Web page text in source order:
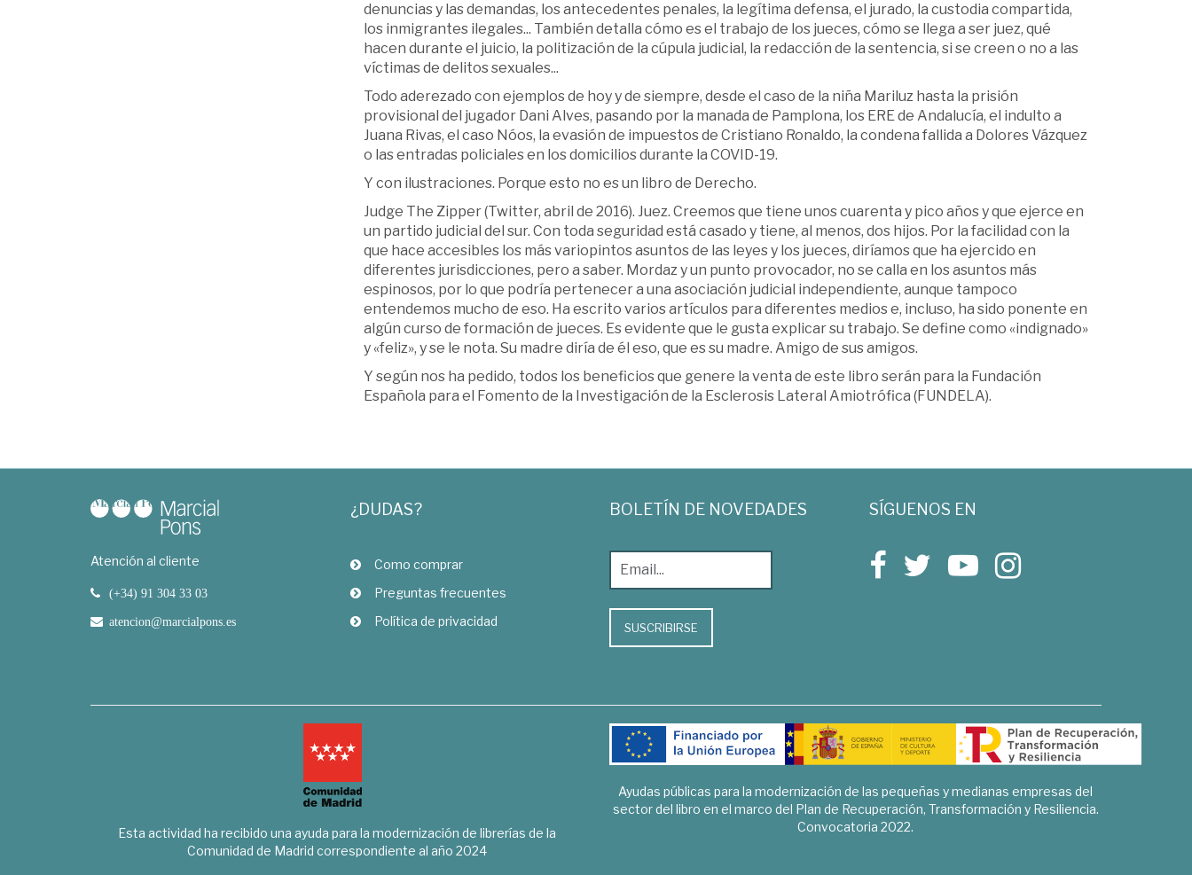
denuncias y las demandas, los antecedentes penales, la legítima defensa, el jurado, la custodia compartida,
los inmigrantes ilegales... También detalla cómo es el trabajo de los jueces, cómo se llega a ser juez, qué
hacen durante el juicio, la politización de la cúpula judicial, la redacción de la sentencia, si se creen o no a las
víctimas de delitos sexuales...
Todo aderezado con ejemplos de hoy y de siempre, desde el caso de la niña Mariluz hasta la prisión
provisional del jugador Dani Alves, pasando por la manada de Pamplona, los ERE de Andalucía, el indulto a
Juana Rivas, el caso Nóos, la evasión de impuestos de Cristiano Ronaldo, la condena fallida a Dolores Vázquez
o las entradas policiales en los domicilios durante la COVID-19.
Y con ilustraciones. Porque esto no es un libro de Derecho.
Judge The Zipper (Twitter, abril de 2016). Juez. Creemos que tiene unos cuarenta y pico años y que ejerce en
un partido judicial del sur. Con toda seguridad está casado y tiene, al menos, dos hijos. Por la facilidad con la
que hace accesibles los más variopintos asuntos de las leyes y los jueces, diríamos que ha ejercido en
diferentes jurisdicciones, pero a saber. Mordaz y un punto provocador, no se calla en los asuntos más
espinosos, por lo que podría pertenecer a una asociación judicial independiente, aunque tampoco
entendemos mucho de eso. Ha escrito varios artículos para diferentes medios e, incluso, ha sido ponente en
algún curso de formación de jueces. Es evidente que le gusta explicar su trabajo. Se define como «indignado»
y «feliz», y se le nota. Su madre diría de él eso, que es su madre. Amigo de sus amigos.
Y según nos ha pedido, todos los beneficios que genere la venta de este libro serán para la Fundación
Española para el Fomento de la Investigación de la Esclerosis Lateral Amiotrófica (FUNDELA).
Atención al cliente
(+34) 91 304 33 03
atencion@marcialpons.es
¿DUDAS?
Como comprar
Preguntas frecuentes
Política de privacidad
BOLETÍN DE NOVEDADES
SUSCRIBIRSE
SÍGUENOS EN
Esta actividad ha recibido una ayuda para la modernización de librerías de la
Comunidad de Madrid correspondiente al año 2024
Ayudas públicas para la modernización de las pequeñas y medianas empresas del
sector del libro en el marco del Plan de Recuperación, Transformación y Resiliencia.
Convocatoria 2022.